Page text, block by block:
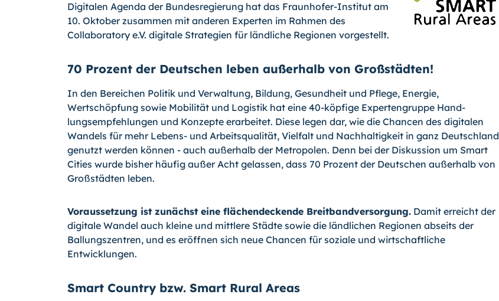
Digitalen Agenda der Bun­desregierung hat das Fraunhofer-Institut am
10. Oktober zu­sammen mit anderen Experten im Rahmen des
Collaboratory e.V. digitale Strategien für ländliche Regionen vorgestellt.
70 Prozent der Deutschen leben außerhalb von Großstädten!
In den Bereichen Politik und Verwaltung, Bildung, Gesundheit und Pflege, Energie,
Wertschöpfung sowie Mobilität und Logistik hat eine 40-köpfige Expertengruppe Hand­
lungsempfehlungen und Konzepte erarbeitet. Diese legen dar, wie die Chancen des di­gitalen
Wandels für mehr Lebens- und Arbeitsqualität, Vielfalt und Nachhaltigkeit in ganz Deutschland
genutzt werden können - auch außerhalb der Metropolen. Denn bei der Diskussion um Smart
Cities wurde bisher häufig außer Acht gelassen, dass 70 Pro­zent der Deutschen außerhalb von
Großstädten leben.
Voraussetzung ist zunächst eine flächendeckende Breitbandversorgung. Da­mit erreicht der
digitale Wandel auch kleine und mittlere Städte sowie die ländlichen Regionen abseits der
Ballungszentren, und es eröffnen sich neue Chancen für soziale und wirtschaftliche
Entwicklungen.
Smart Country bzw. Smart Rural Areas